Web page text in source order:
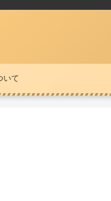
いて